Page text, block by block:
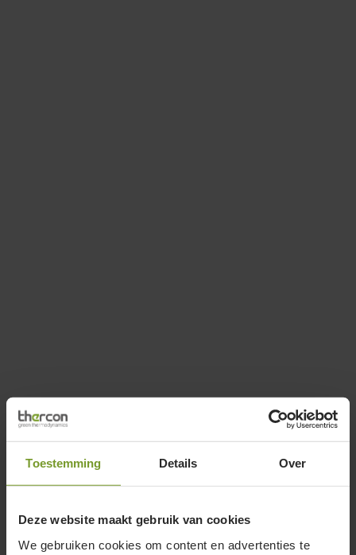
Toestemming Details Over
Deze website maakt gebruik van cookies
We gebruiken cookies om content en advertenties te